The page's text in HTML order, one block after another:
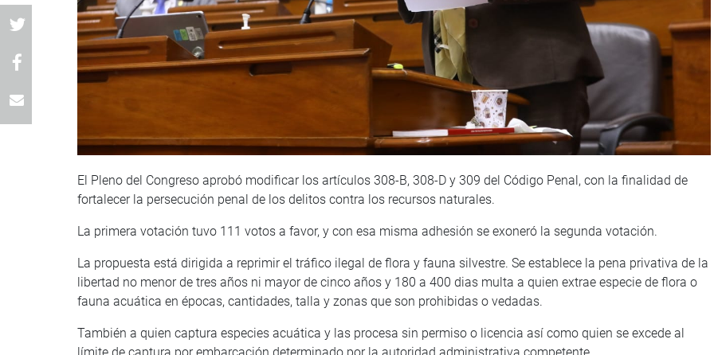
El Pleno del Congreso aprobó modificar los artículos 308-B, 308-D y 309 del Código Penal, con la finalidad de
fortalecer la persecución penal de los delitos contra los recursos naturales.
La primera votación tuvo 111 votos a favor, y con esa misma adhesión se exoneró la segunda votación.
La propuesta está dirigida a reprimir el tráfico ilegal de flora y fauna silvestre. Se establece la pena privativa de la
libertad no menor de tres años ni mayor de cinco años y 180 a 400 dias multa a quien extrae especie de flora o
fauna acuática en épocas, cantidades, talla y zonas que son prohibidas o vedadas.
También a quien captura especies acuática y las procesa sin permiso o licencia así como quien se excede al